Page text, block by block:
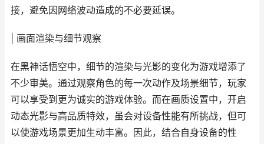
接，避免因网络波动造成的不必要延误。
| 画面渲染与细节观察
在黑神话悟空中，细节的渲染与光影的变化为游戏增添了
不少审美。通过观察角色的每一次动作及场景细节，玩家
可以享受到更为诚实的游戏体验。而在画质设置中，开启
动态光影与高品质特效，虽会对设备性能有所挑战，但可
以使游戏场景更加生动丰富。因此，结合自身设备的性